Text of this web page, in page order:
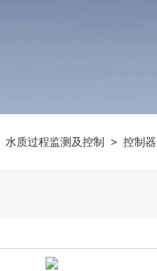
水质过程监测及控制 > 控制